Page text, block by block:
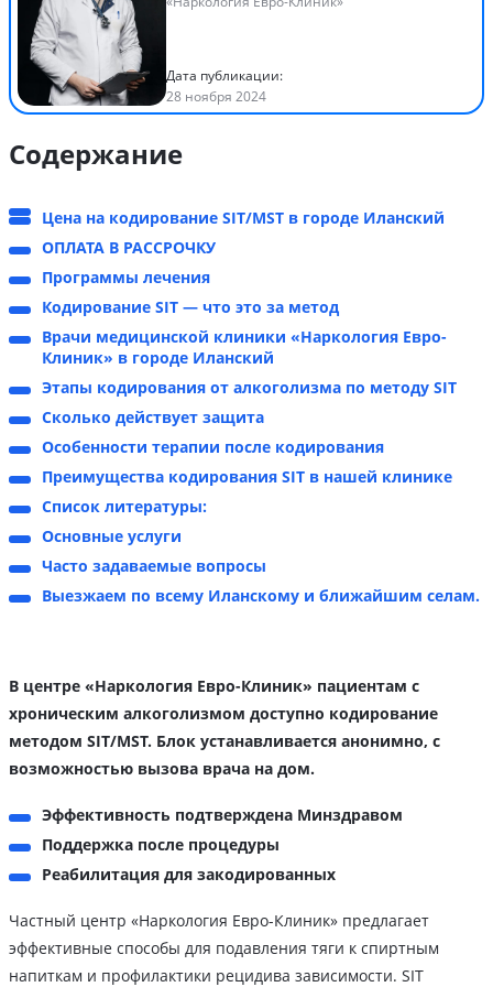
Дата публикации:
28 ноября 2024
Содержание
Цена на кодирование SIT/MST в городе Иланский
ОПЛАТА В РАССРОЧКУ
Программы лечения
Кодирование SIT — что это за метод
Врачи медицинской клиники «Наркология Евро-
Клиник» в городе Иланский
Этапы кодирования от алкоголизма по методу SIT
Сколько действует защита
Особенности терапии после кодирования
Преимущества кодирования SIT в нашей клинике
Список литературы:
Основные услуги
Часто задаваемые вопросы
Выезжаем по всему Иланскому и ближайшим селам.
В центре «Наркология Евро-Клиник» пациентам с
хроническим алкоголизмом доступно кодирование
методом SIT/MST. Блок устанавливается анонимно, с
возможностью вызова врача на дом.
Эффективность подтверждена Минздравом
Поддержка после процедуры
Реабилитация для закодированных
Частный центр «Наркология Евро-Клиник» предлагает
эффективные способы для подавления тяги к спиртным
напиткам и профилактики рецидива зависимости. SIT